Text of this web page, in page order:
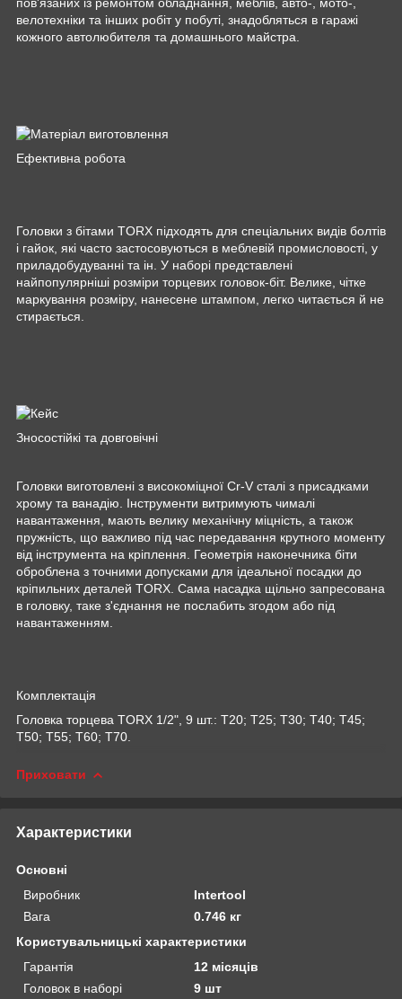
велотехніки та інших робіт у побуті, знадобляться в гаражі
кожного автолюбителя та домашнього майстра.
Ефективна робота
Головки з бітами TORX підходять для спеціальних видів болтів
і гайок, які часто застосовуються в меблевій промисловості, у
приладобудуванні та ін. У наборі представлені
найпопулярніші розміри торцевих головок-біт. Велике, чітке
маркування розміру, нанесене штампом, легко читається й не
стирається.
Зносостійкі та довговічні
Головки виготовлені з високоміцної Cr-V сталі з присадками
хрому та ванадію. Інструменти витримують чималі
навантаження, мають велику механічну міцність, а також
пружність, що важливо під час передавання крутного моменту
від інструмента на кріплення. Геометрія наконечника біти
оброблена з точними допусками для ідеальної посадки до
кріпильних деталей TORX. Сама насадка щільно запресована
в головку, таке з'єднання не послабить згодом або під
навантаженням.
Комплектація
Головка торцева TORX 1/2", 9 шт.: Т20; Т25; Т30; Т40; Т45;
Т50; Т55; Т60; Т70.
Приховати
Характеристики
Основні
Виробник
Intertool
Вага
0.746 кг
Користувальницькі характеристики
Гарантія
12 місяців
Головок в наборі
9 шт